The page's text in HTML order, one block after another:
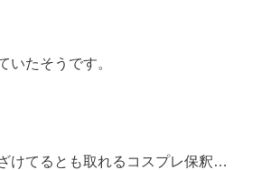
いたそうです。
けてるとも取れるコスプレ保釈…